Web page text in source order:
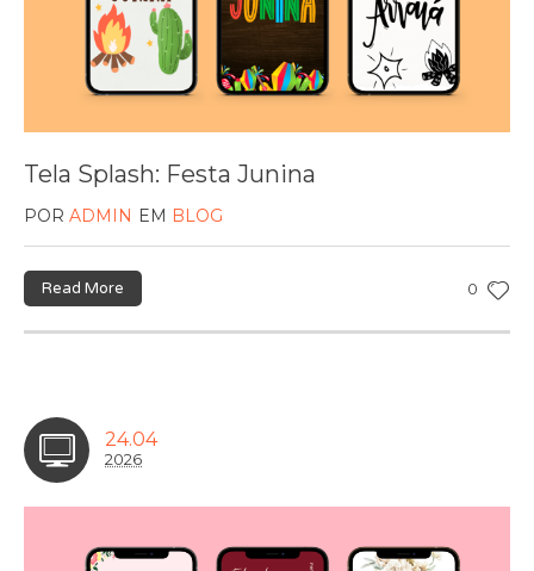
Tela Splash: Festa Junina
POR ADMIN EM BLOG
0
Read More
24.04
2026